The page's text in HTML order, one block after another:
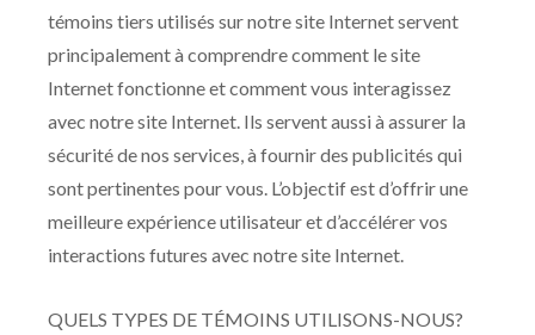
témoins tiers utilisés sur notre site Internet servent
principalement à comprendre comment le site
Internet fonctionne et comment vous interagissez
avec notre site Internet. Ils servent aussi à assurer la
sécurité de nos services, à fournir des publicités qui
sont pertinentes pour vous. L’objectif est d’offrir une
meilleure expérience utilisateur et d’accélérer vos
interactions futures avec notre site Internet.
QUELS TYPES DE TÉMOINS UTILISONS-NOUS?